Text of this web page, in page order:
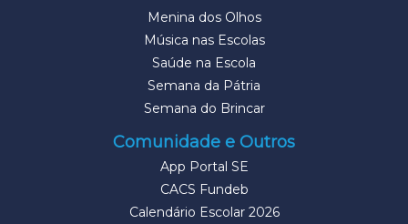
Menina dos Olhos
Música nas Escolas
Saúde na Escola
Semana da Pátria
Semana do Brincar
Comunidade e Outros
App Portal SE
CACS Fundeb
Calendário Escolar 2026